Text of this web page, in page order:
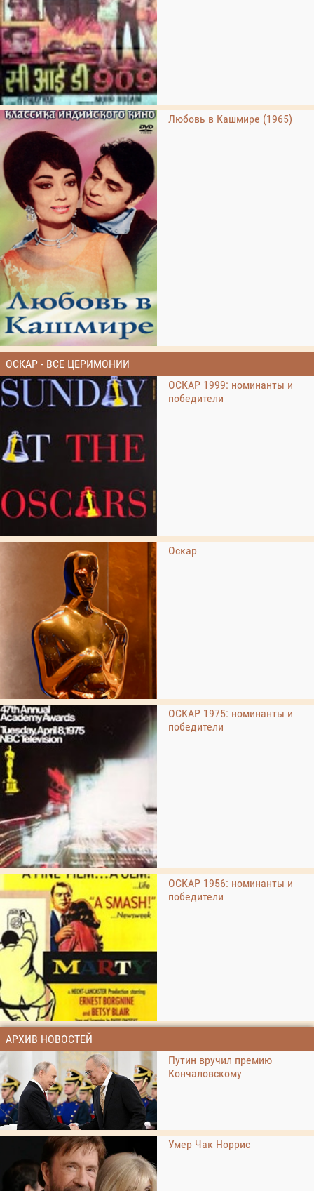
Любовь в Кашмире (1965)
ОСКАР - ВСЕ ЦЕРИМОНИИ
ОСКАР 1999: номинанты и
победители
Оскар
ОСКАР 1975: номинанты и
победители
ОСКАР 1956: номинанты и
победители
АРХИВ НОВОСТЕЙ
Путин вручил премию
Кончаловскому
Умер Чак Норрис